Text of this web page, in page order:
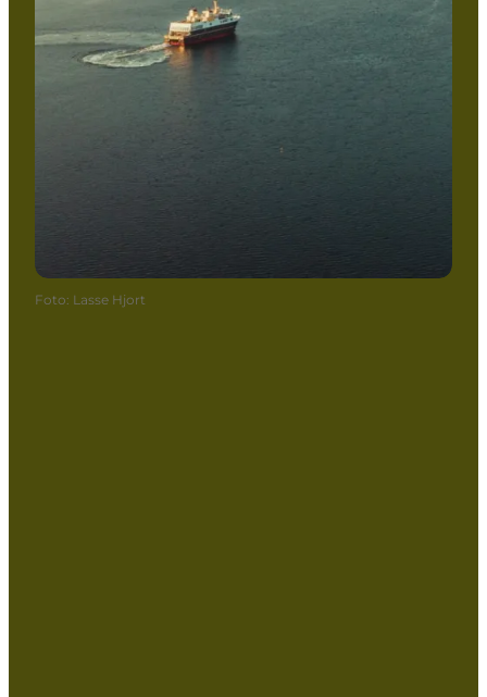
Foto: Lasse Hjort